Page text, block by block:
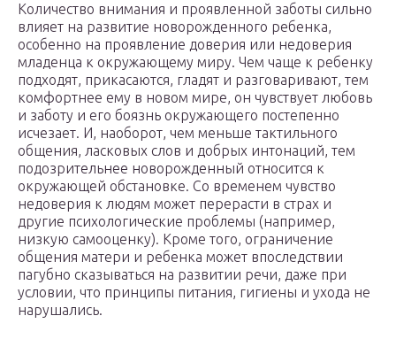
Количество внимания и проявленной заботы сильно
влияет на развитие новорожденного ребенка,
особенно на проявление доверия или недоверия
младенца к окружающему миру. Чем чаще к ребенку
подходят, прикасаются, гладят и разговаривают, тем
комфортнее ему в новом мире, он чувствует любовь
и заботу и его боязнь окружающего постепенно
исчезает. И, наоборот, чем меньше тактильного
общения, ласковых слов и добрых интонаций, тем
подозрительнее новорожденный относится к
окружающей обстановке. Со временем чувство
недоверия к людям может перерасти в страх и
другие психологические проблемы (например,
низкую самооценку). Кроме того, ограничение
общения матери и ребенка может впоследствии
пагубно сказываться на развитии речи, даже при
условии, что принципы питания, гигиены и ухода не
нарушались.